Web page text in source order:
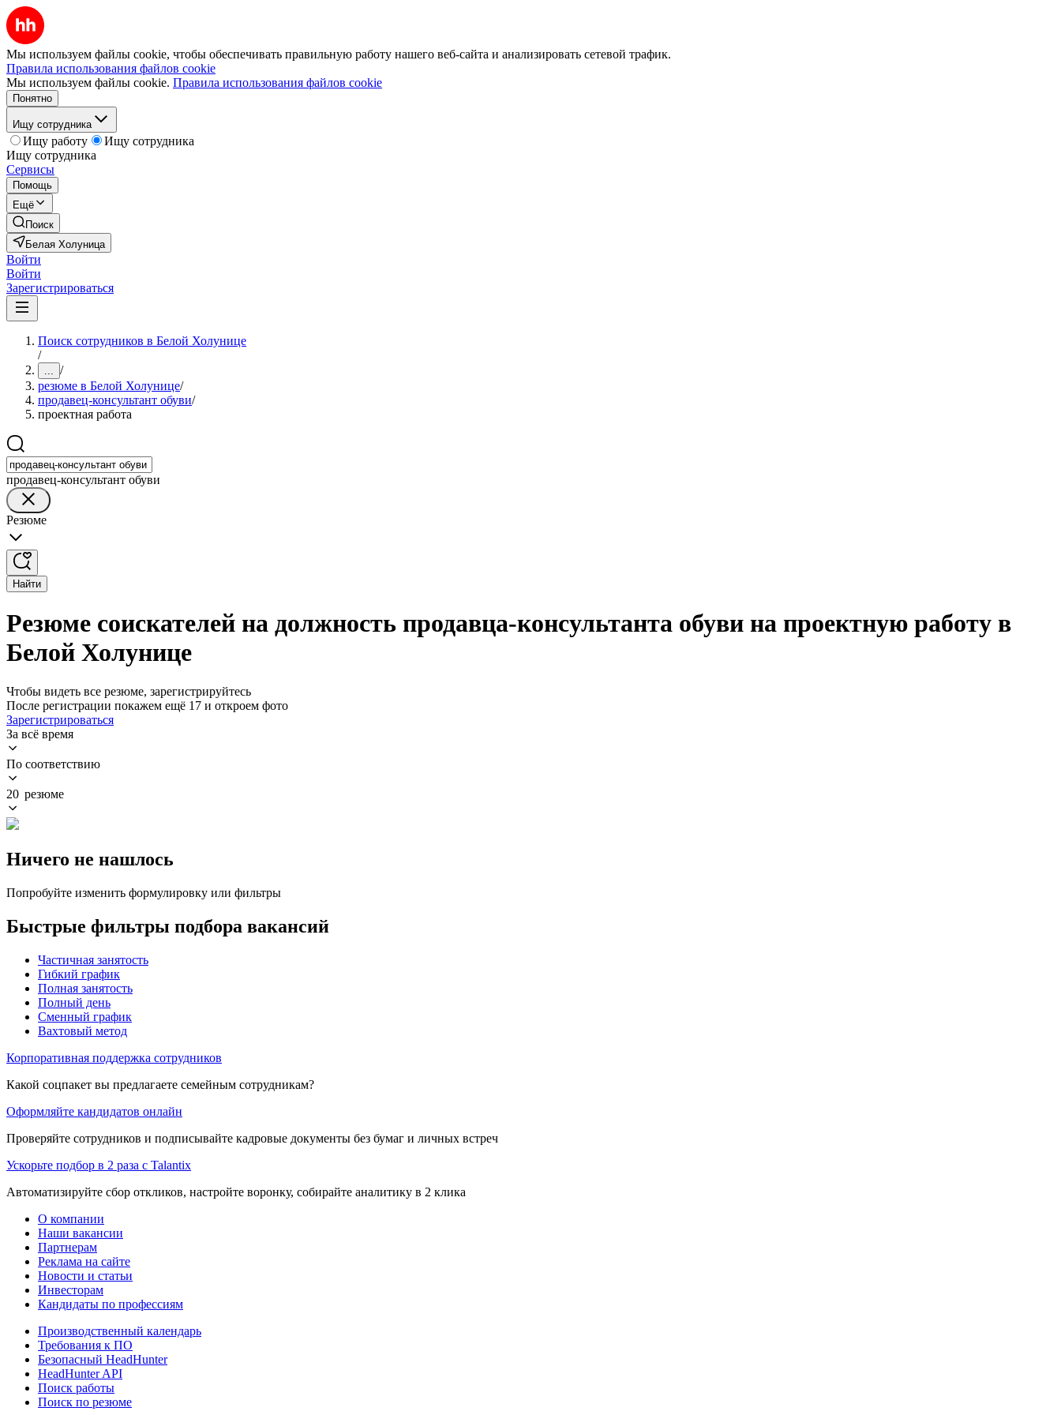
Мы используем файлы cookie, чтобы обеспечивать правильную работу нашего веб-сайта и анализировать сетевой трафик.
Правила использования файлов cookie
Мы используем файлы cookie. Правила использования файлов cookie
Понятно
Ищу сотрудника
Ищу работу
Ищу сотрудника
Ищу сотрудника
Сервисы
Помощь
Ещё
Поиск
Белая Холуница
Войти
Войти
Зарегистрироваться
Поиск сотрудников в Белой Холунице
/
... /
резюме в Белой Холунице/
продавец-консультант обуви/
проектная работа
продавец-консультант обуви
Резюме
Найти
Резюме соискателей на должность продавца-консультанта обуви на проектную работу в
Белой Холунице
Чтобы видеть все резюме, зарегистрируйтесь
После регистрации покажем ещё 17 и откроем фото
Зарегистрироваться
За всё время
По соответствию
20 резюме
Ничего не нашлось
Попробуйте изменить формулировку или фильтры
Быстрые фильтры подбора вакансий
Частичная занятость
Гибкий график
Полная занятость
Полный день
Сменный график
Вахтовый метод
Корпоративная поддержка сотрудников
Какой соцпакет вы предлагаете семейным сотрудникам?
Оформляйте кандидатов онлайн
Проверяйте сотрудников и подписывайте кадровые документы без бумаг и личных встреч
Ускорьте подбор в 2 раза с Talantix
Автоматизируйте сбор откликов, настройте воронку, собирайте аналитику в 2 клика
О компании
Наши вакансии
Партнерам
Реклама на сайте
Новости и статьи
Инвесторам
Кандидаты по профессиям
Производственный календарь
Требования к ПО
Безопасный HeadHunter
HeadHunter API
Поиск работы
Поиск по резюме